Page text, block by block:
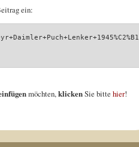
ein:
möchten,klickenSie bittehier!